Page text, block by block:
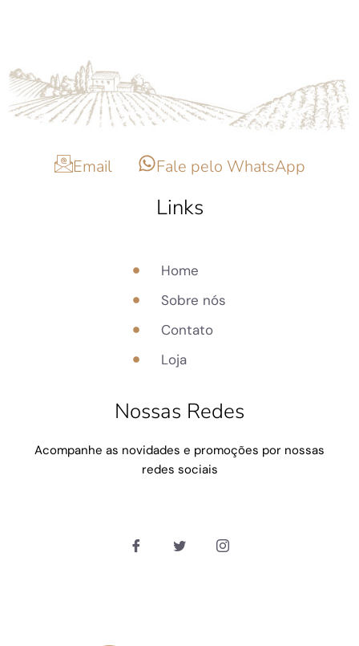
Entre em Contato
Email Fale pelo WhatsApp
Links
Home
Sobre nós
Contato
Loja
Nossas Redes
Acompanhe as novidades e promoções por nossas
redes sociais